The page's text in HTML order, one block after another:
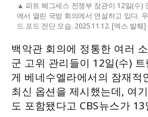
피트 헤그세스 전쟁부 장관이 12일(수)
에서 열린 국방 회의에서 연설하고 있다.
드 포드 전단 모습. 2025.11.12. [엑스 발췌]
백악관 회의에 정통한 여러
군 고위 관리들이 12일(수)
게 베네수엘라에서의 잠재적
최신 옵션을 제시했는데, 여
도 포함됐다고 CBS뉴스가